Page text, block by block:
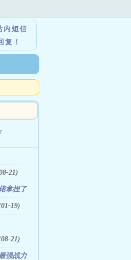
内短信
复！
21)
拿捏了
19)
21)
强战力